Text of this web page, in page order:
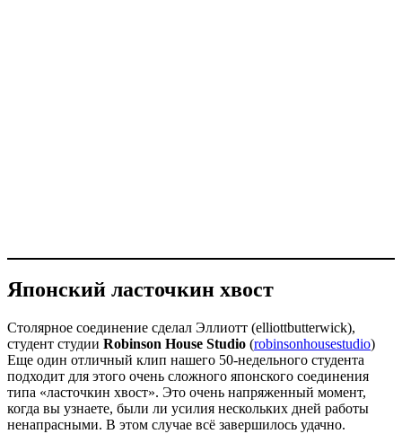
Японский ласточкин хвост
Столярное соединение сделал Эллиотт (elliottbutterwick),
студент студии Robinson House Studio (robinsonhousestudio)
Еще один отличный клип нашего 50-недельного студента
подходит для этого очень сложного японского соединения
типа «ласточкин хвост». Это очень напряженный момент,
когда вы узнаете, были ли усилия нескольких дней работы
ненапрасными. В этом случае всё завершилось удачно.